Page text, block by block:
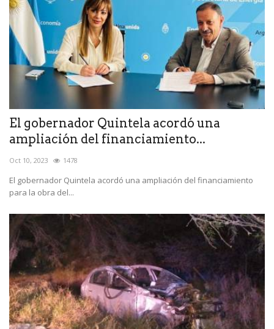
El gobernador Quintela acordó una
ampliación del financiamiento...
Oct 10, 2023 1478
El gobernador Quintela acordó una ampliación del financiamiento
para la obra del...